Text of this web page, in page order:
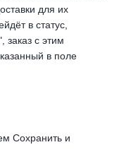
для их
в статус,
заказ с этим
в поле
Сохранить и